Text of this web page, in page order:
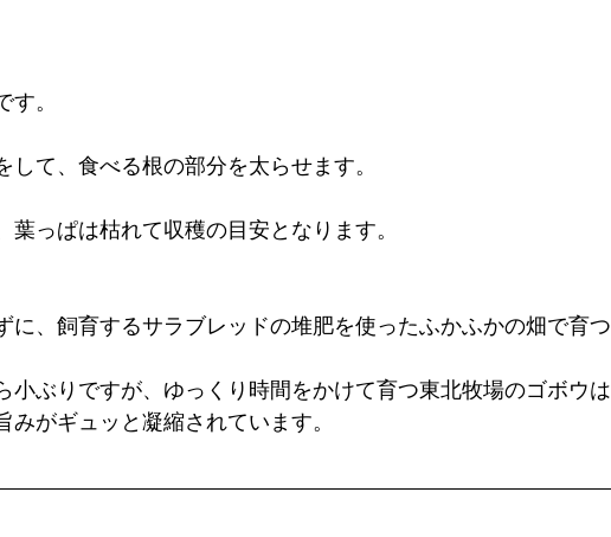
。
て、食べる根の部分を太らせます。
っぱは枯れて収穫の目安となります。
に、飼育するサラブレッドの堆肥を使ったふかふかの畑で育つ
小ぶりですが、ゆっくり時間をかけて育つ東北牧場のゴボウは
がギュッと凝縮されています。